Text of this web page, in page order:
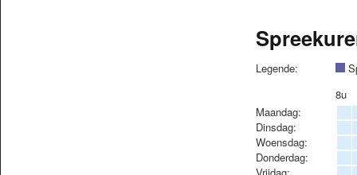
Legende:
8u
Maandag:
Dinsdag:
Woensdag:
Donderdag: